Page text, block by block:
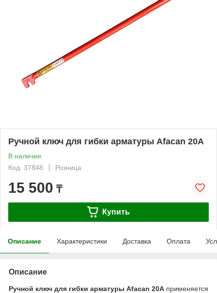
Ручной ключ для гибки арматуры Afacan 20А
В наличии
Код: 37848
Розница
15 500 ₸
Купить
Описание Характеристики Доставка Оплата
Описание
Ручной ключ для гибки арматуры Afacan 20A применяется